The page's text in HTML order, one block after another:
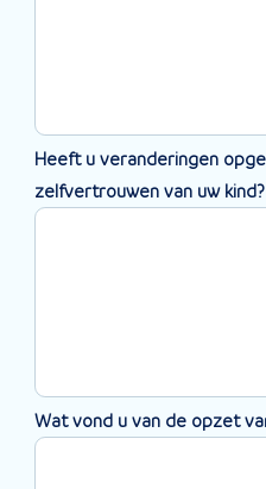
Heeft u veranderingen
zelfvertrouwen van uw kind?
Wat vond u van de opzet